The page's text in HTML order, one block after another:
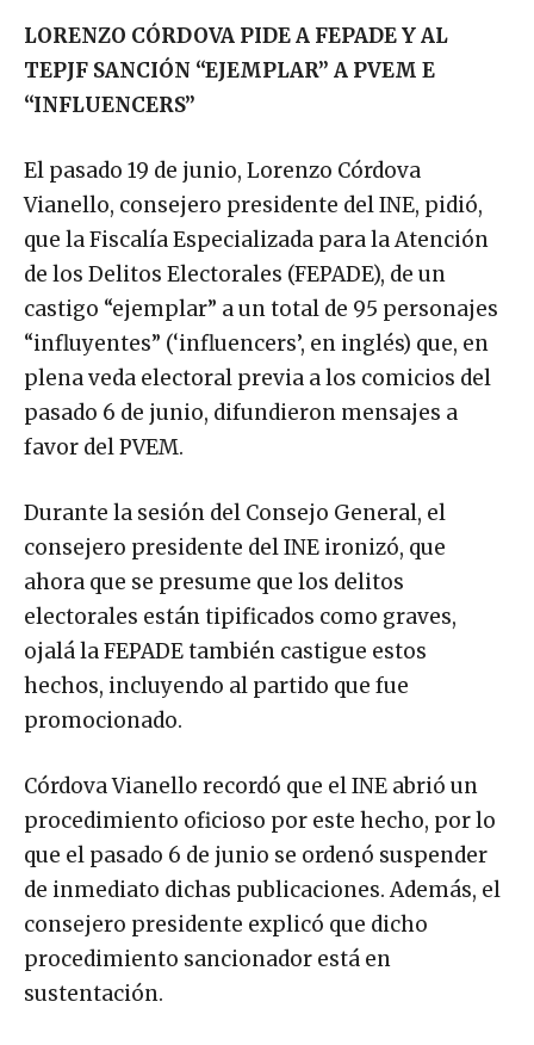
LORENZO CÓRDOVA PIDE A FEPADE Y AL
TEPJF SANCIÓN “EJEMPLAR” A PVEM E
“INFLUENCERS”
El pasado 19 de junio, Lorenzo Córdova
Vianello, consejero presidente del INE, pidió,
que la Fiscalía Especializada para la Atención
de los Delitos Electorales (FEPADE), de un
castigo “ejemplar” a un total de 95 personajes
“influyentes” (‘influencers’, en inglés) que, en
plena veda electoral previa a los comicios del
pasado 6 de junio, difundieron mensajes a
favor del PVEM.
Durante la sesión del Consejo General, el
consejero presidente del INE ironizó, que
ahora que se presume que los delitos
electorales están tipificados como graves,
ojalá la FEPADE también castigue estos
hechos, incluyendo al partido que fue
promocionado.
Córdova Vianello recordó que el INE abrió un
procedimiento oficioso por este hecho, por lo
que el pasado 6 de junio se ordenó suspender
de inmediato dichas publicaciones. Además, el
consejero presidente explicó que dicho
procedimiento sancionador está en
sustentación.